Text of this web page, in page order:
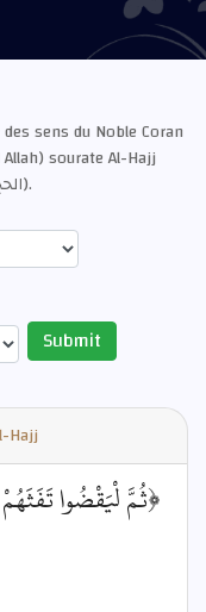
sens du Noble Coran
sourate Al-Hajj
verset 29 (Al-Hajj - الحج).
Submit
Hajj
﴿ثُمَّ لْيَقْضُوا